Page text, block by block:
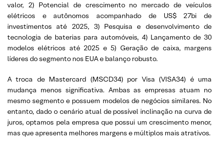
valor, 2) Potencial de crescimento no mercado de veículos
elétricos e autônomos acompanhado de US$ 27bi de
investimentos até 2025, 3) Pesquisa e desenvolvimento de
tecnologia de baterias para automóveis, 4) Lançamento de 30
modelos elétricos até 2025 e 5) Geração de caixa, margens
líderes do segmento nos EUA e balanço robusto.
A troca de Mastercard (MSCD34) por Visa (VISA34) é uma
mudança menos significativa. Ambas as empresas atuam no
mesmo segmento e possuem modelos de negócios similares. No
entanto, dado o cenário atual de possível inclinação na curva de
juros, optamos pela empresa que possui um crescimento menor,
mas que apresenta melhores margens e múltiplos mais atrativos.